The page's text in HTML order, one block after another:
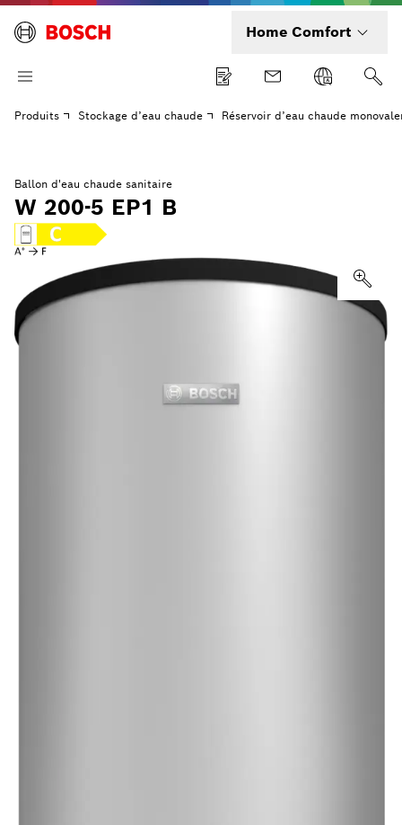
Home Comfort
Produits Stockage d’eau chaude Réservoir d’eau chaude
Ballon d'eau chaude sanitaire
W 200-5 EP1 B